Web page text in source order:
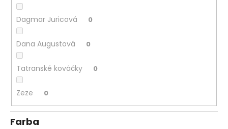
Dagmar Juricová 0
Dana Augustová 0
Tatranské kováčky 0
Zeze 0
Farba